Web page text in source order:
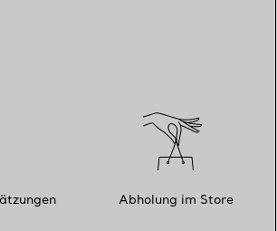
Abholung im Store